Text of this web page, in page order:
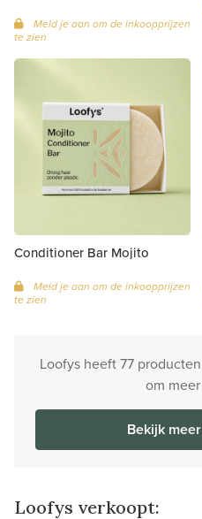
Meld je aan om de inkoopprijzen
te zien
Conditioner Bar Mojito
Meld je aan om de inkoopprijzen
te zien
Loofys heeft 77
om
Bekijk
Loofys verkoopt: